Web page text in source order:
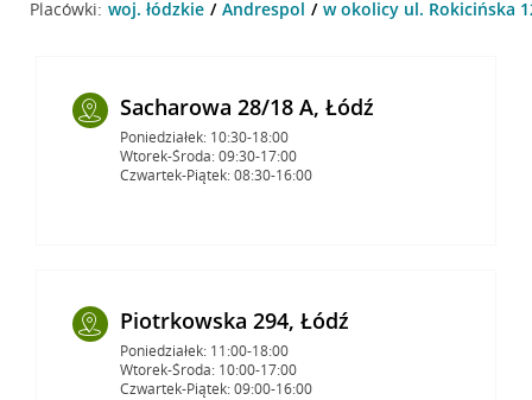
Placówki: woj. łódzkie Andrespol w okolicy ul. Rokicińska
Sacharowa 28/18 A, Łódź
Poniedziałek: 10:30-18:00
Wtorek-Środa: 09:30-17:00
Czwartek-Piątek: 08:30-16:00
Piotrkowska 294, Łódź
Poniedziałek: 11:00-18:00
Wtorek-Środa: 10:00-17:00
Czwartek-Piątek: 09:00-16:00